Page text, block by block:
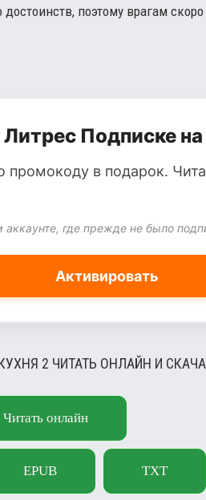
поэтому врагам
Подписке
промокоду в подарок.
где прежде не было
Активировать
2 ЧИТАТЬ ОНЛАЙН И
Читать онлайн
EPUB TXT